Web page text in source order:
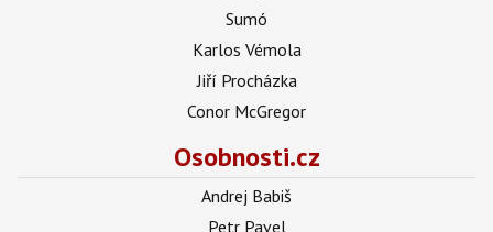
Sumó
Karlos Vémola
Jiří Procházka
Conor McGregor
Osobnosti.cz
Andrej Babiš
Petr Pavel